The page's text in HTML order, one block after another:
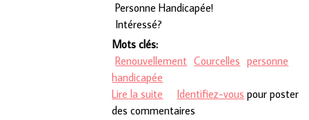
Personne Handicapée!
Intéressé?
Mots clés:
Renouvellement Courcelles personne
handicapée
Lire la suite de Renouvellement des
membres du Conseil Consultatif
Identifiez-vous pour poster
des commentaires